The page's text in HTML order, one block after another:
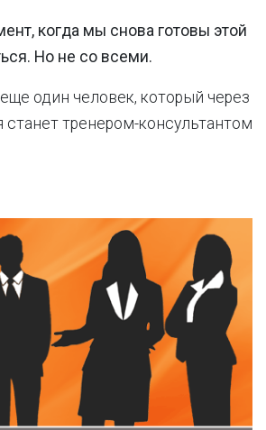
когда мы снова готовы этой
Но не со всеми.
один человек, который через
станет тренером-консультантом